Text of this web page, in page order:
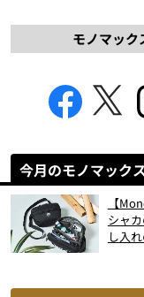
モノマック
今月のモノマック
【
シャ
し入